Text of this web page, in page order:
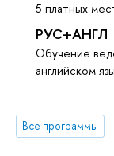
5 платных
РУС+АНГЛ
Обучение
английском
Все программы